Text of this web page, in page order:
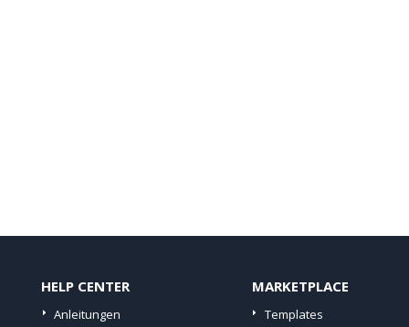
HELP CENTER
Anleitungen
MARKETPLACE
Templates